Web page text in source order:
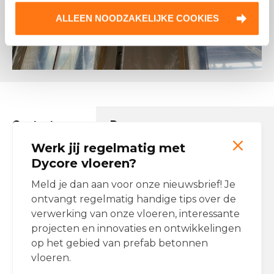
ALLEEN NOODZAKELIJKE COOKIES
Contactgegevens Dycore
Email:info@dycore.nl
(0)162 477 477
Onze producten
Breedplaatvloeren
Ribbenvloeren
Dycore op Social Media
Werk jij regelmatig met
Dycore vloeren?
Meld je dan aan voor onze nieuwsbrief! Je
ontvangt regelmatig handige tips over de
verwerking van onze vloeren, interessante
projecten en innovaties en ontwikkelingen
op het gebied van prefab betonnen
vloeren.